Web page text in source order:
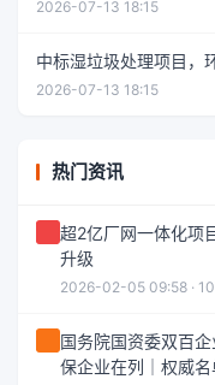
2026-07-13 18:15
中标湿垃圾处理项目，
2026-07-13 18:15
热门资讯
超2亿厂网一体化项
升级
2026-02-05 09:58 ·
国务院国资委双百
保企业在列｜权威名